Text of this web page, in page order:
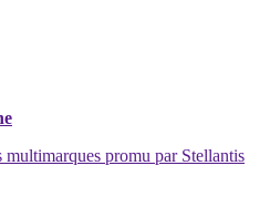
promu par Stellantis